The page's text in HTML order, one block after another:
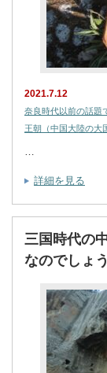
2021.7.12
奈良時代以前の話題
王朝（中国大陸の大
…
詳細を見る
三国時代の
なのでしょう